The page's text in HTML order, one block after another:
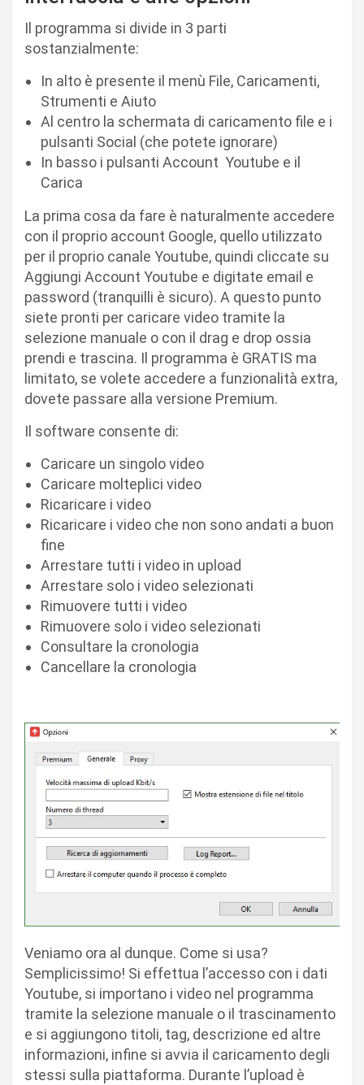
Il programma si divide in 3 parti
sostanzialmente:
In alto è presente il menù File, Caricamenti,
Strumenti e Aiuto
Al centro la schermata di caricamento file e i
pulsanti Social (che potete ignorare)
In basso i pulsanti Account Youtube e il
Carica
La prima cosa da fare è naturalmente accedere
con il proprio account Google, quello utilizzato
per il proprio canale Youtube, quindi cliccate su
Aggiungi Account Youtube e digitate email e
password (tranquilli è sicuro). A questo punto
siete pronti per caricare video tramite la
selezione manuale o con il drag e drop ossia
prendi e trascina. Il programma è GRATIS ma
limitato, se volete accedere a funzionalità extra,
dovete passare alla versione Premium.
Il software consente di:
Caricare un singolo video
Caricare molteplici video
Ricaricare i video
Ricaricare i video che non sono andati a buon
fine
Arrestare tutti i video in upload
Arrestare solo i video selezionati
Rimuovere tutti i video
Rimuovere solo i video selezionati
Consultare la cronologia
Cancellare la cronologia
Veniamo ora al dunque. Come si usa?
Semplicissimo! Si effettua l’accesso con i dati
Youtube, si importano i video nel programma
tramite la selezione manuale o il trascinamento
e si aggiungono titoli, tag, descrizione ed altre
informazioni, infine si avvia il caricamento degli
stessi sulla piattaforma. Durante l’upload è